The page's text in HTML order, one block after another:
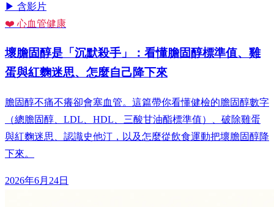
▶ 含影片
❤️ 心血管健康
壞膽固醇是「沉默殺手」：看懂膽固醇標準值、雞
蛋與紅麴迷思、怎麼自己降下來
膽固醇不痛不癢卻會塞血管。這篇帶你看懂健檢的膽固醇數字
（總膽固醇、LDL、HDL、三酸甘油酯標準值）、破除雞蛋
與紅麴迷思、認識史他汀，以及怎麼從飲食運動把壞膽固醇降
下來。
2026年6月24日